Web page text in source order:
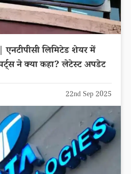
लिमिटेड शेयर में
ने क्या कहा? लेटेस्ट अपडेट
22nd Sep 2025